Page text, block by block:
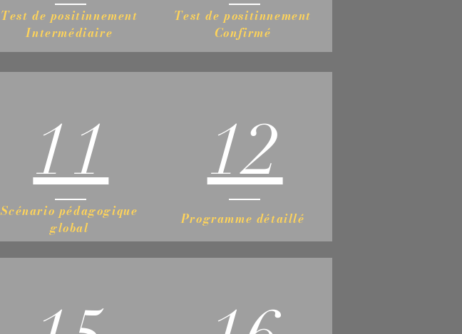
Test de positinnement
Intermédiaire
Test de positinnement
Confirmé
11
Scénario pédagogique
global
12
Programme détaillé